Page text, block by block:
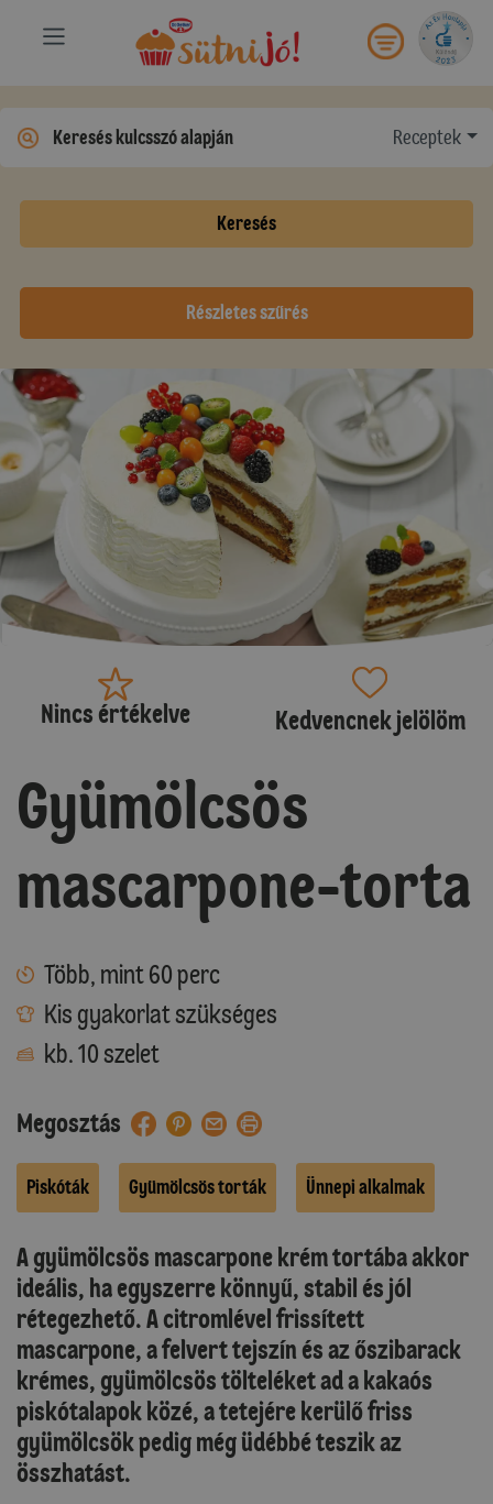
Receptek
Keresés
Részletes szűrés
Nincs értékelve Kedvencnek jelölöm
Gyümölcsös
mascarpone-torta
Több, mint 60 perc
Kis gyakorlat szükséges
kb. 10 szelet
Megosztás
Piskóták Gyümölcsös torták Ünnepi alkalmak
A gyümölcsös mascarpone krém tortába akkor
ideális, ha egyszerre könnyű, stabil és jól
rétegezhető. A citromlével frissített
mascarpone, a felvert tejszín és az őszibarack
krémes, gyümölcsös tölteléket ad a kakaós
piskótalapok közé, a tetejére kerülő friss
gyümölcsök pedig még üdébbé teszik az
összhatást.